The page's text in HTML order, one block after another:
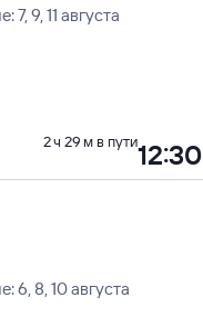
9, 11 августа
12:30
2 ч 29 м в пути
6, 8, 10 августа